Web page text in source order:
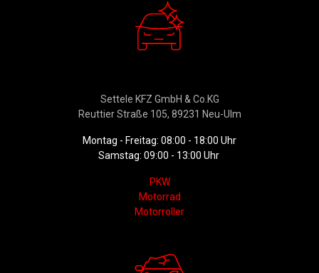
Settele KFZ GmbH & Co.KG
Reuttier Straße 105, 89231 Neu-Ulm
Montag - Freitag: 08:00 - 18:00 Uhr
Samstag: 09:00 - 13:00 Uhr
PKW
Motorrad
Motorroller